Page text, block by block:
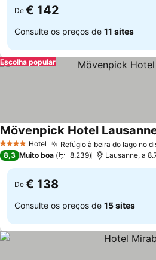
De € 142
Consulte os preços de 11 sites
Escolha popular
4 EstrelasHotel Refúgio à beira do lago no
Mövenpick Hotel
8,3 Muito boa 8.239 Lausanne, a
De € 138
Consulte os preços de 15 sites